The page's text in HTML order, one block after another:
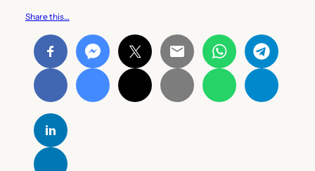
Share this…